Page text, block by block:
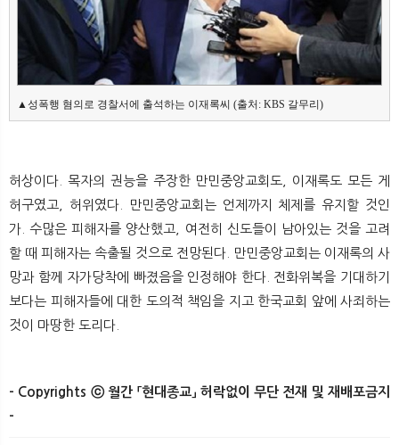
허상이다. 목자의 권능을 주장한 만민중앙교회도, 이재록도 모든 게
허구였고, 허위였다. 만민중앙교회는 언제까지 체제를 유지할 것인
가. 수많은 피해자를 양산했고, 여전히 신도들이 남아있는 것을 고려
할 때 피해자는 속출될 것으로 전망된다. 만민중앙교회는 이재록의 사
망과 함께 자가당착에 빠졌음을 인정해야 한다. 전화위복을 기대하기
보다는 피해자들에 대한 도의적 책임을 지고 한국교회 앞에 사죄하는
것이 마땅한 도리다.
- Copyrights ⓒ 월간 「현대종교」 허락없이 무단 전재 및 재배포금지
-​ ​